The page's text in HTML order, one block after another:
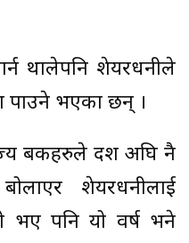
थालेपनि शेयरधनीले
पाउने भएका छन् ।
बैंकहरुले दशैं अघि नै
शेयरधनीलाई
भए पनि यो वर्ष भने